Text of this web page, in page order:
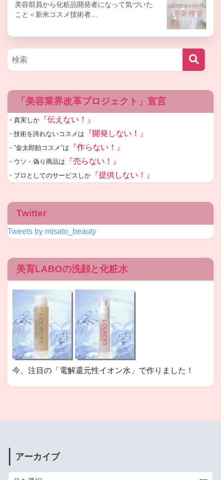
美容部員から化粧品開発者になって気づいた
こと＜新米コスメ技術者…
「美容業界改革プロジェクト」宣言
・真実しか 『伝えない！』
・技術を誇れないコスメは 『開発しない！』
・”金太郎飴コスメ”は 『作らない！』
・ウソ・偽り商品は 『売らない！』
・プロとしてのサービスしか 『提供しない！』
Twitter
Tweets by misato_beauty
美育LABOの洗顔と化粧水
今、注目の「電解還元性イオン水」で作りました！
アーカイブ